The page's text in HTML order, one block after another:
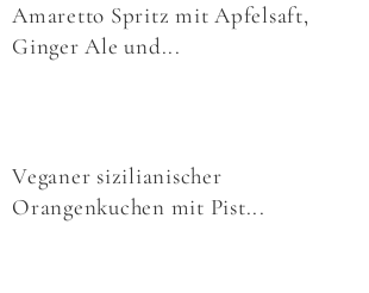
Amaretto Spritz mit Apfelsaft,
Ginger Ale und...
Veganer sizilianischer
Orangenkuchen mit Pist...